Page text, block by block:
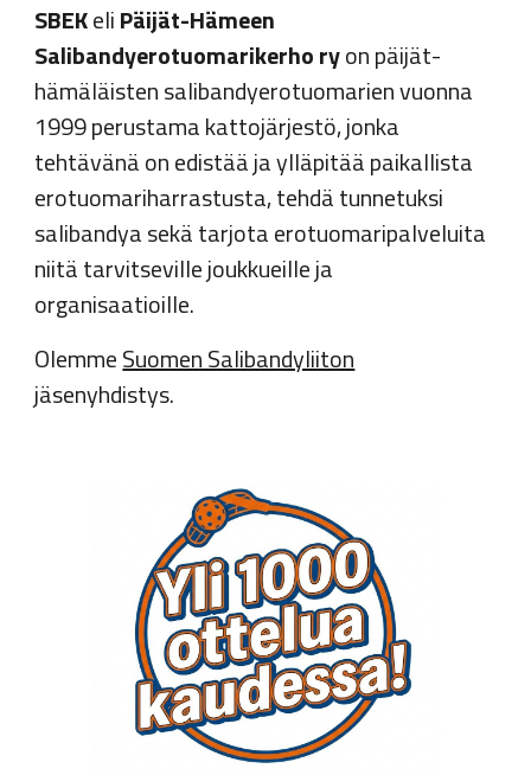
SBEKeliPäijät-Hämeen
Salibandyerotuomarikerho ryon päijät-
hämäläisten salibandyerotuomarien vuonna
1999 perustama kattojärjestö, jonka
tehtävänä on edistää ja ylläpitää paikallista
erotuomariharrastusta, tehdä tunnetuksi
salibandya sekä tarjota erotuomaripalveluita
niitä tarvitseville joukkueille ja
organisaatioille.
OlemmeSuomen Salibandyliiton
jäsenyhdistys.